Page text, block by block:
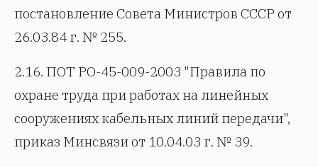
постановление Совета Министров СССР от
26.03.84 г. № 255.
2.16. ПОТ РО-45-009-2003 "Правила по
охране труда при работах на линейных
сооружениях кабельных линий передачи",
приказ Минсвязи от 10.04.03 г. № 39.